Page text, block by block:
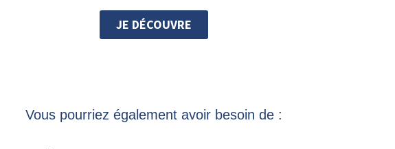
JE DÉCOUVRE
Vous pourriez également avoir besoin de :